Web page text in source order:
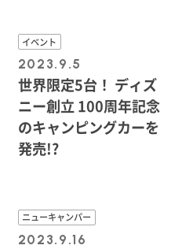
イベント
2023.9.5
世界限定5台！ ディズ
ニー創立 100周年記念
のキャンピングカーを
発売!?
ニューキャンパー
2023.9.16